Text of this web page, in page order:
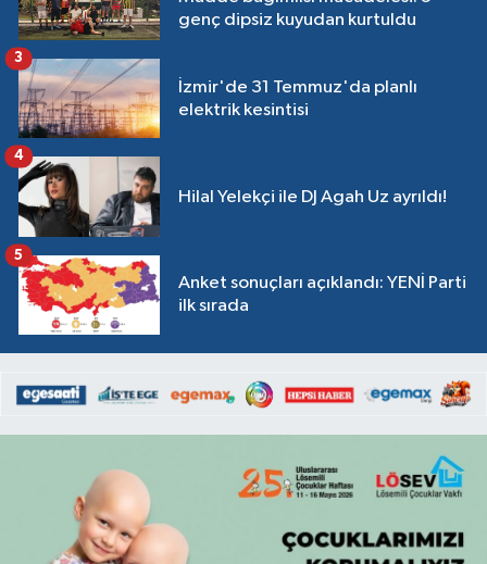
genç dipsiz kuyudan kurtuldu
İzmir'de 31 Temmuz'da planlı
elektrik kesintisi
3
Hilal Yelekçi ile DJ Agah Uz ayrıldı!
4
Anket sonuçları açıklandı: YENİ Parti
ilk sırada
5